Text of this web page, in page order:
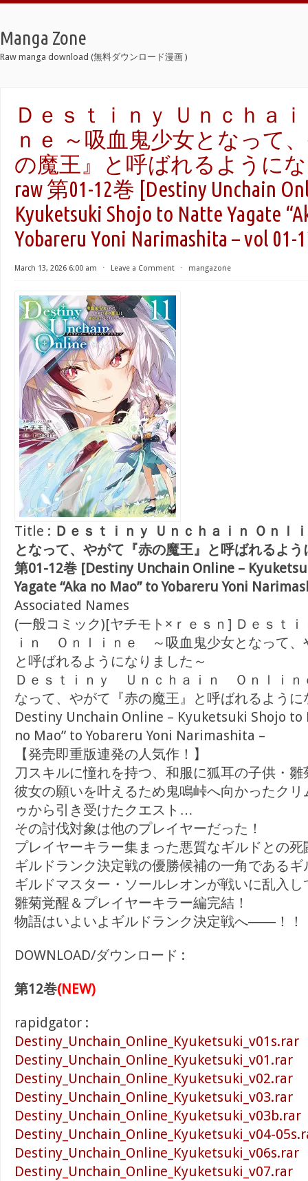
Manga Zone
Raw manga download (無料ダウンロード漫画 )
Ｄｅｓｔｉｎｙ Ｕｎｃｈａ
ｎｅ ～吸血鬼少女となって
の魔王』と呼ばれるように
raw 第01-12巻 [Destiny Unchain
Kyuketsuki Shojo to Natte Yagate
Yobareru Yoni Narimashita – vol 01-
March 13, 2026 6:00 am ⋅ Leave a Comment ⋅ mangazone
Title : Ｄｅｓｔｉｎｙ Ｕｎｃｈａｉｎ Ｏｎｌ
となって、やがて『赤の魔王』と呼ばれるよ
第01-12巻 [Destiny Unchain Online –
Yagate “Aka no Mao” to Yobareru Yoni
Associated Names
(一般コミック)[ヤチモト×ｒｅｓｎ] Ｄｅｓｔ
ｉｎ Ｏｎｌｉｎｅ ～吸血鬼少女となって、
と呼ばれるようになりました～
Ｄｅｓｔｉｎｙ Ｕｎｃｈａｉｎ Ｏｎｌｉ
なって、やがて『赤の魔王』と呼ばれるよう
Destiny Unchain Online – Kyuketsuki Shojo to
no Mao” to Yobareru Yoni Narimashita –
【発売即重版連発の人気作！】
刀スキルに憧れを持つ、和服に狐耳の子供・雛
彼女の願いを叶えるため鬼鳴峠へ向かったク
ゥから引き受けたクエスト…
その討伐対象は他のプレイヤーだった！
プレイヤーキラー集まった悪質なギルドとの死
ギルドランク決定戦の優勝候補の一角である
ギルドマスター・ソールレオンが戦いに乱入
雛菊覚醒＆プレイヤーキラー編完結！
物語はいよいよギルドランク決定戦へ――！！
DOWNLOAD/ダウンロード :
第12巻(NEW)
rapidgator :
Destiny_Unchain_Online_Kyuketsuki_v01s.rar
Destiny_Unchain_Online_Kyuketsuki_v01.rar
Destiny_Unchain_Online_Kyuketsuki_v02.rar
Destiny_Unchain_Online_Kyuketsuki_v03.rar
Destiny_Unchain_Online_Kyuketsuki_v03b.rar
Destiny_Unchain_Online_Kyuketsuki_v04-
Destiny_Unchain_Online_Kyuketsuki_v06s.rar
Destiny_Unchain_Online_Kyuketsuki_v07.rar